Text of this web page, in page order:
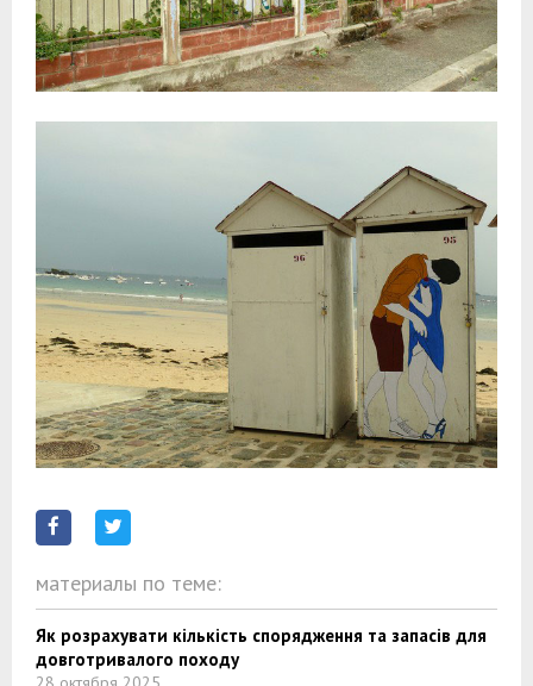
материалы по теме:
Як розрахувати кількість спорядження та запасів для
довготривалого походу